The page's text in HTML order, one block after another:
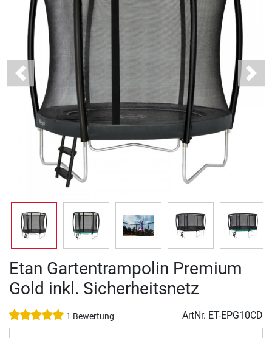
Previous Next
Etan Gartentrampolin Premium
Gold inkl. Sicherheitsnetz
1 Bewertung ArtNr. ET-EPG10CD